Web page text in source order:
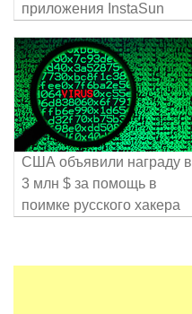
приложения InstaSun
США объявили награду в
3 млн $ за помощь в
поимке русского хакера